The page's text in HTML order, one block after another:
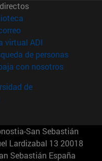
(abre en nueva
(abre en nueva
virtual ADI (abre en nueva
de personas(abre en
con nosotros(abre en
de
San Sebastián
Lardizabal 13 20018
Sebastián España